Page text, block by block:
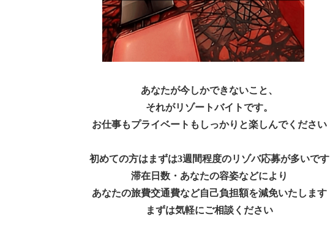
あなたが今しかできないこと、
それがリゾートバイトです。
お仕事もプライベートもしっかりと楽しんでください
初めての方はまずは3週間程度のリゾバ応募が多いです
滞在日数・あなたの容姿などにより
あなたの旅費交通費など自己負担額を減免いたします
まずは気軽にご相談ください